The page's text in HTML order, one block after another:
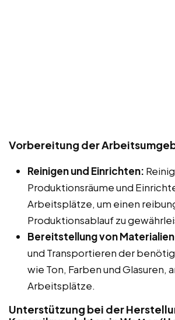
Vorbereitung der
Reinigen und Einrichten:
Produktionsräume und
Arbeitsplätze, um einen
Produktionsablauf zu
Bereitstellung von
und Transportieren der
wie Ton, Farben und Glasuren,
Arbeitsplätze.
Unterstützung bei der